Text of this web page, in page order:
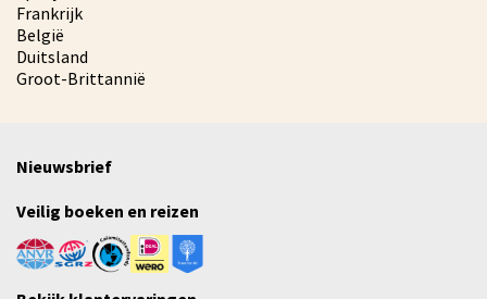
Frankrijk
België
Duitsland
Groot-Brittannië
Nieuwsbrief
Veilig boeken en reizen